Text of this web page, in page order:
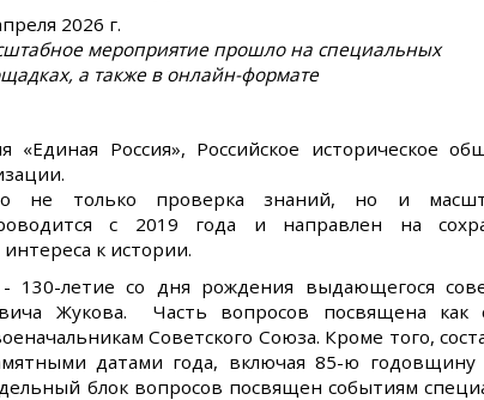
2026 г.
мероприятие прошло на специальных
а также в онлайн-формате
«Единая Россия», Российское историческое
не только проверка знаний, но и
с 2019 года и направлен на
к истории.
летие со дня рождения выдающегося
Жукова. Часть вопросов посвящена как
Советского Союза. Кроме того,
датами года, включая 85-ю годовщину
блок вопросов посвящен событиям